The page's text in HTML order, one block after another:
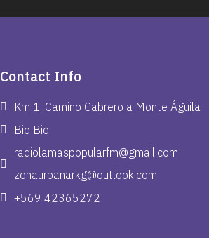
Contact Info
Km 1, Camino Cabrero a Monte Águila
Bio Bio
radiolamaspopularfm@gmail.com
zonaurbanarkg@outlook.com
+569 42365272